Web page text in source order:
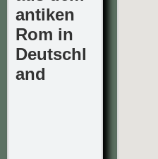
antiken
Rom in
Deutschl
and